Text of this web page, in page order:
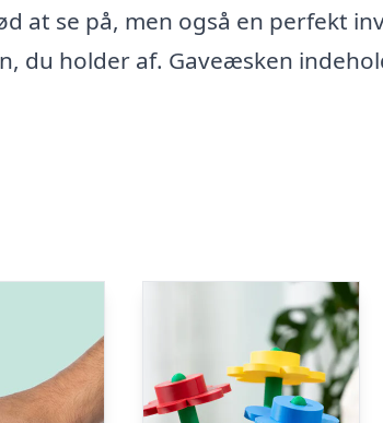
at se på, men også en perfekt
du holder af. Gaveæsken